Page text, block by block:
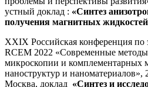
устный доклад : «Синтез
получения магнитных
XXIX Российская конференция по
RCEM 2022 «Современные
микроскопии и комплементарных
наноструктур и наноматериалов»,
Москва, доклад «Синтез и